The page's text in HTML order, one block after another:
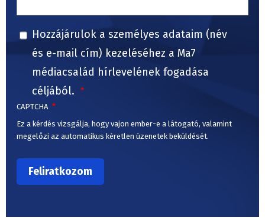
Hozzájárulok a személyes adataim (név
és e-mail cím) kezeléséhez a Ma7
médiacsalád hírlevelének fogadása
céljából.
CAPTCHA
Ez a kérdés vizsgálja, hogy vajon ember-e a látogató, valamint
megelőzi az automatikus kéretlen üzenetek beküldését.